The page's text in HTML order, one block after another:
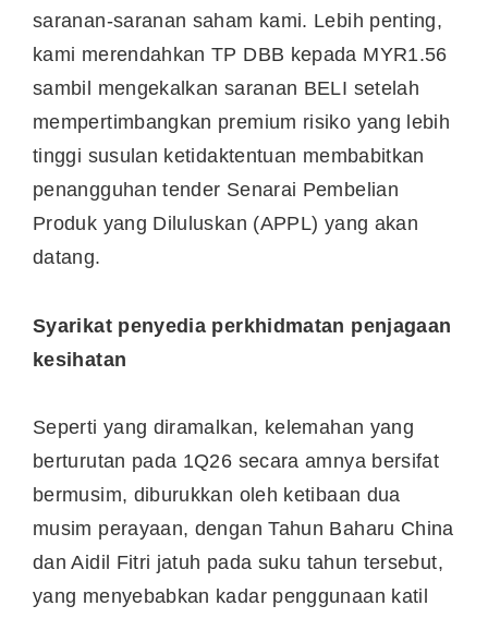
saranan-saranan saham kami. Lebih penting,
kami merendahkan TP DBB kepada MYR1.56
sambil mengekalkan saranan BELI setelah
mempertimbangkan premium risiko yang lebih
tinggi susulan ketidaktentuan membabitkan
penangguhan tender Senarai Pembelian
Produk yang Diluluskan (APPL) yang akan
datang.
Syarikat penyedia perkhidmatan penjagaan
kesihatan
Seperti yang diramalkan, kelemahan yang
berturutan pada 1Q26 secara amnya bersifat
bermusim, diburukkan oleh ketibaan dua
musim perayaan, dengan Tahun Baharu China
dan Aidil Fitri jatuh pada suku tahun tersebut,
yang menyebabkan kadar penggunaan katil